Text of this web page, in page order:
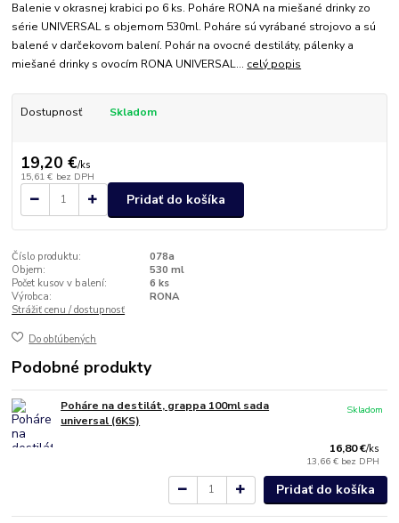
Balenie v okrasnej krabici po 6 ks. Poháre RONA na miešané drinky zo
série UNIVERSAL s objemom 530ml. Poháre sú vyrábané strojovo a sú
balené v darčekovom balení. Pohár na ovocné destiláty, pálenky a
miešané drinky s ovocím RONA UNIVERSAL... celý popis
Dostupnosť Skladom
19,20 €/ks
15,61 € bez DPH
Pridať do košíka
Číslo produktu:
078a
Objem:
530 ml
Počet kusov v balení:
6 ks
Výrobca:
RONA
Strážiť cenu / dostupnosť
Do obľúbených
Podobné produkty
Poháre na destilát, grappa 100ml sada
universal (6KS)
16,80 €/ks
13,66 € bez DPH
Skladom
Pridať do košíka